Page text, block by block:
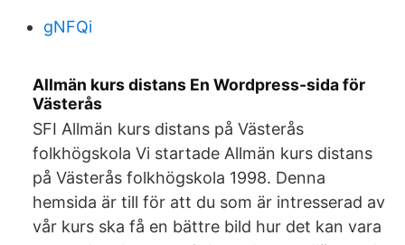
gNFQi
Allmän kurs distans En Wordpress-sida för
Västerås
SFI Allmän kurs distans på Västerås
folkhögskola Vi startade Allmän kurs distans
på Västerås folkhögskola 1998. Denna
hemsida är till för att du som är intresserad av
vår kurs ska få en bättre bild hur det kan vara